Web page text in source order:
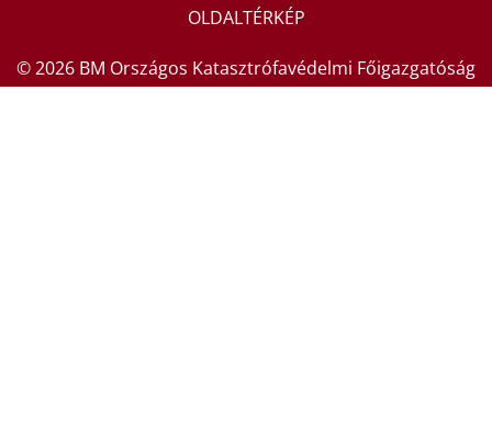
OLDALTÉRKÉP
© 2026 BM Országos Katasztrófavédelmi Főigazgatóság